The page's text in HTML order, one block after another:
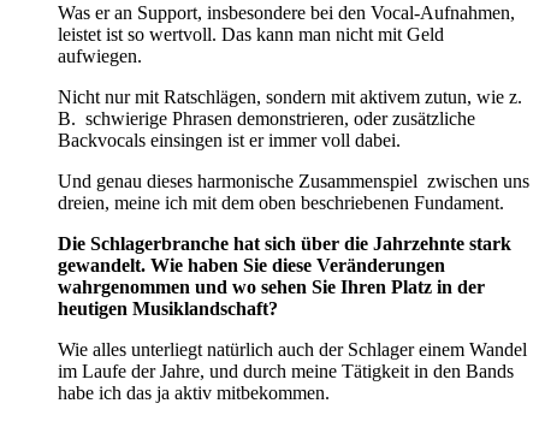
Was er an Support, insbesondere bei den Vocal-Aufnahmen,
leistet ist so wertvoll. Das kann man nicht mit Geld
aufwiegen.
Nicht nur mit Ratschlägen, sondern mit aktivem zutun, wie z.
B. schwierige Phrasen demonstrieren, oder zusätzliche
Backvocals einsingen ist er immer voll dabei.
Und genau dieses harmonische Zusammenspiel zwischen uns
dreien, meine ich mit dem oben beschriebenen Fundament.
Die Schlagerbranche hat sich über die Jahrzehnte stark
gewandelt. Wie haben Sie diese Veränderungen
wahrgenommen und wo sehen Sie Ihren Platz in der
heutigen Musiklandschaft?
Wie alles unterliegt natürlich auch der Schlager einem Wandel
im Laufe der Jahre, und durch meine Tätigkeit in den Bands
habe ich das ja aktiv mitbekommen.